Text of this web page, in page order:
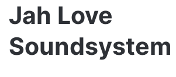
Jah Love
Soundsystem